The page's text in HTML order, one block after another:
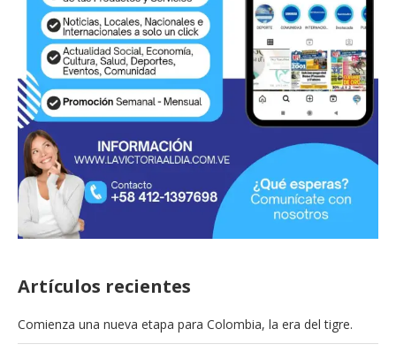
Artículos recientes
Comienza una nueva etapa para Colombia, la era del tigre.